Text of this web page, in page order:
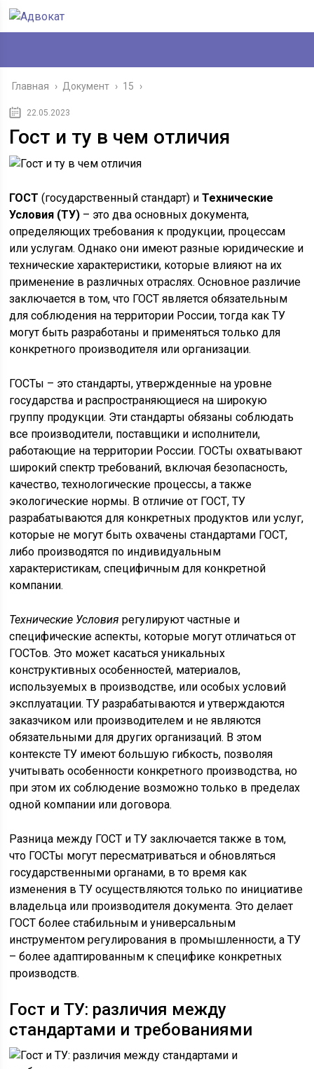
Главная › Документ › 15 ›
22.05.2023
Гост и ту в чем отличия
ГОСТ (государственный стандарт) иТехнические
Условия (ТУ) – это два основных документа,
определяющих требования к продукции, процессам
или услугам. Однако они имеют разные юридические и
технические характеристики, которые влияют на их
применение в различных отраслях. Основное различие
заключается в том, что ГОСТ является обязательным
для соблюдения на территории России, тогда как ТУ
могут быть разработаны и применяться только для
конкретного производителя или организации.
ГОСТы – это стандарты, утвержденные на уровне
государства и распространяющиеся на широкую
группу продукции. Эти стандарты обязаны соблюдать
все производители, поставщики и исполнители,
работающие на территории России. ГОСТы охватывают
широкий спектр требований, включая безопасность,
качество, технологические процессы, а также
экологические нормы. В отличие от ГОСТ, ТУ
разрабатываются для конкретных продуктов или услуг,
которые не могут быть охвачены стандартами ГОСТ,
либо производятся по индивидуальным
характеристикам, специфичным для конкретной
компании.
Технические Условия регулируют частные и
специфические аспекты, которые могут отличаться от
ГОСТов. Это может касаться уникальных
конструктивных особенностей, материалов,
используемых в производстве, или особых условий
эксплуатации. ТУ разрабатываются и утверждаются
заказчиком или производителем и не являются
обязательными для других организаций. В этом
контексте ТУ имеют большую гибкость, позволяя
учитывать особенности конкретного производства, но
при этом их соблюдение возможно только в пределах
одной компании или договора.
Разница между ГОСТ и ТУ заключается также в том,
что ГОСТы могут пересматриваться и обновляться
государственными органами, в то время как
изменения в ТУ осуществляются только по инициативе
владельца или производителя документа. Это делает
ГОСТ более стабильным и универсальным
инструментом регулирования в промышленности, а ТУ
– более адаптированным к специфике конкретных
производств.
Гост и ТУ: различия между
стандартами и требованиями